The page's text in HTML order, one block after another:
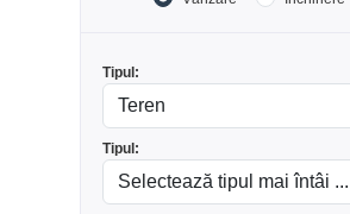
Tipul:
Tipul: